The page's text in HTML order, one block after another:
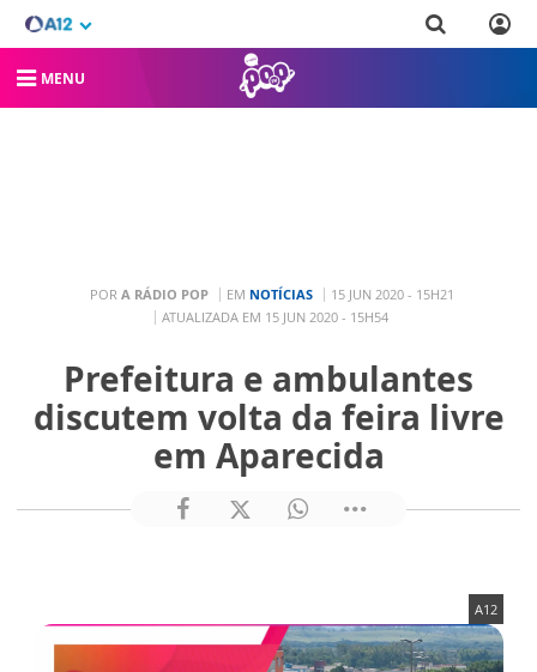
MENU
POR A RÁDIO POP EM NOTÍCIAS
15 JUN 2020 - 15H21
ATUALIZADA EM 15 JUN 2020 - 15H54
Prefeitura e ambulantes
discutem volta da feira livre
em Aparecida
A12